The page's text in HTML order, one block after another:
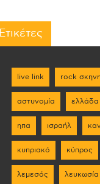
Ετικέτες
live link rock
αστυνομία ελλάδα
ηπα ισραήλ
κυπριακό κύπρος
λεμεσός λευκωσία